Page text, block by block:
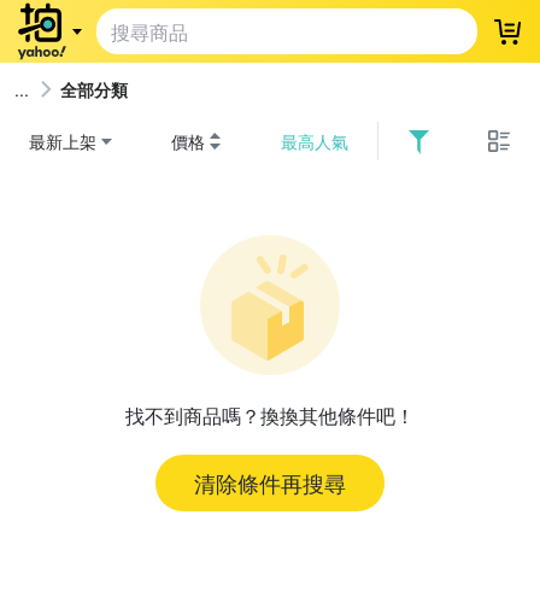
登
全部分類
最新上架 價格 最高人氣
找不到商品嗎？換換其他條件吧！
清除條件再搜尋